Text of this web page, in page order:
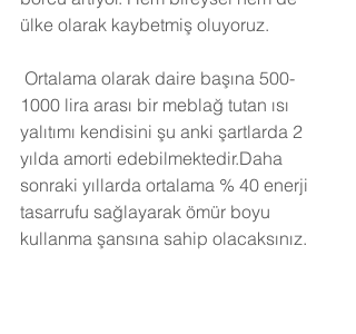
ülke olarak kaybetmiş oluyoruz.
Ortalama olarak daire başına 500-
1000 lira arası bir meblağ tutan ısı
yalıtımı kendisini şu anki şartlarda 2
yılda amorti edebilmektedir.Daha
sonraki yıllarda ortalama % 40 enerji
tasarrufu sağlayarak ömür boyu
kullanma şansına sahip olacaksınız.